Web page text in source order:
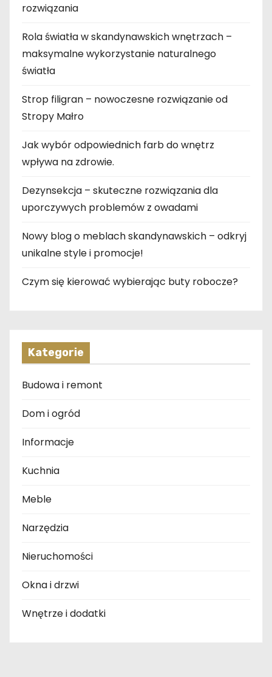
rozwiązania
Rola światła w skandynawskich wnętrzach –
maksymalne wykorzystanie naturalnego
światła
Strop filigran – nowoczesne rozwiązanie od
Stropy Małro
Jak wybór odpowiednich farb do wnętrz
wpływa na zdrowie.
Dezynsekcja – skuteczne rozwiązania dla
uporczywych problemów z owadami
Nowy blog o meblach skandynawskich – odkryj
unikalne style i promocje!
Czym się kierować wybierając buty robocze?
Kategorie
Budowa i remont
Dom i ogród
Informacje
Kuchnia
Meble
Narzędzia
Nieruchomości
Okna i drzwi
Wnętrze i dodatki